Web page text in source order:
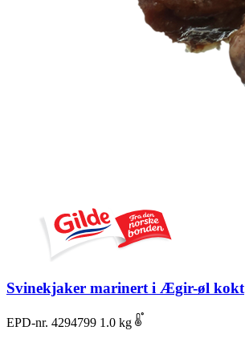
Svinekjaker marinert i Ægir-øl kokt
EPD-nr. 4294799 1.0 kg